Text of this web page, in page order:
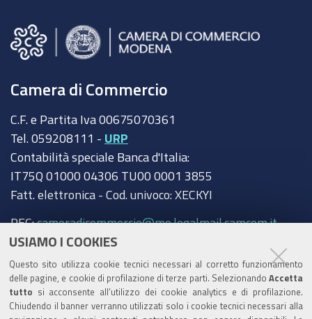
USIAMO I COOKIES
Questo sito utilizza cookie tecnici necessari al corretto funzionamento
delle pagine, e cookie di profilazione di terze parti. Selezionando Accetta
tutto si acconsente all’utilizzo dei cookie analytics e di profilazione.
Chiudendo il banner verranno utilizzati solo i cookie tecnici necessari alla
Camera di Commercio
C.F. e Partita Iva 00675070361
Tel. 059208111 - URP
Contabilità speciale Banca d'Italia:
IT75Q 01000 04306 TU00 0001 3855
Fatt. elettronica - Cod. univoco: XECKYI
PEC:cameradicommercio@mo.legalmail.camcom.it
Trasparenza
Amministrazione trasparente
Albo Camerale